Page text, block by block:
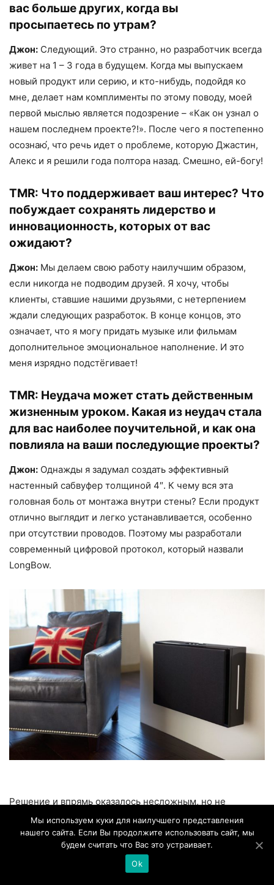
вас больше других, когда вы
просыпаетесь по утрам?
Джон: Следующий. Это странно, но разработчик всегда
живет на 1 – 3 года в будущем. Когда мы выпускаем
новый продукт или серию, и кто-нибудь, подойдя ко
мне, делает нам комплименты по этому поводу, моей
первой мыслью является подозрение – «Как он узнал о
нашем последнем проекте?!». После чего я постепенно
осознаю́, что речь идет о проблеме, которую Джастин,
Алекс и я решили года полтора назад. Смешно, ей-богу!
TMR: Что поддерживает ваш интерес? Что
побуждает сохранять лидерство и
инновационность, которых от вас
ожидают?
Джон: Мы делаем свою работу наилучшим образом,
если никогда не подводим друзей. Я хочу, чтобы
клиенты, ставшие нашими друзьями, с нетерпением
ждали следующих разработок. В конце концов, это
означает, что я могу придать музыке или фильмам
дополнительное эмоциональное наполнение. И это
меня изрядно подстёгивает!
TMR: Неудача может стать действенным
жизненным уроком. Какая из неудач стала
для вас наиболее поучительной, и как она
повлияла на ваши последующие проекты?
Джон: Однажды я задумал создать эффективный
настенный сабвуфер толщиной 4″. К чему вся эта
головная боль от монтажа внутри стены? Если продукт
отлично выглядит и легко устанавливается, особенно
при отсутствии проводов. Поэтому мы разработали
современный цифровой протокол, который назвали
LongBow.
Решение и впрямь оказалось несложным, но не
настолько, как хотелось бы. Мы недооценили
нежелание клиентов иметь дело с сабвуфером,
требующим специального монтажа. Он продавался, и
те, кто его опробовал, полюбили его. Но объём продаж
Мы используем куки для наилучшего представления
нашего сайта. Если Вы продолжите использовать сайт, мы
будем считать что Вас это устраивает.
Ok